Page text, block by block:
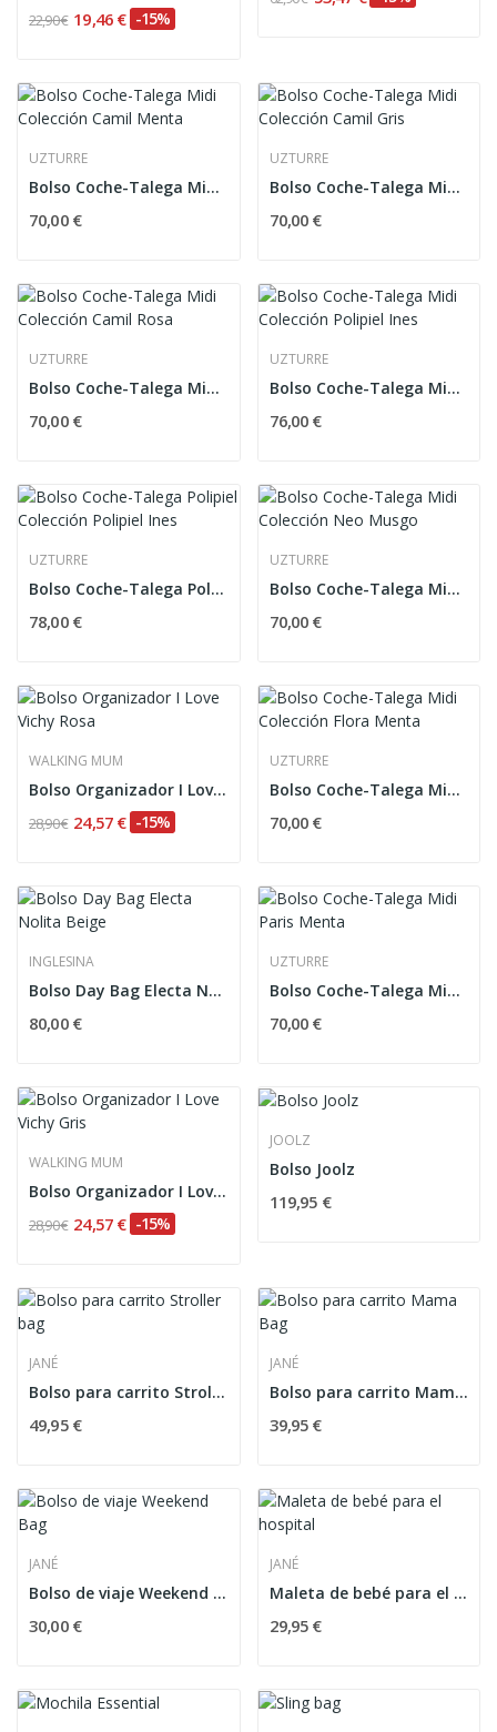
22,90 € 19,46 € -15%
UZTURRE
Bolso Coche-Talega Midi Colección Camil Menta
70,00 €
UZTURRE
Bolso Coche-Talega Midi Colección Camil Gris
70,00 €
UZTURRE
Bolso Coche-Talega Midi Colección Camil Rosa
70,00 €
UZTURRE
Bolso Coche-Talega Midi Colección Polipiel Ines
76,00 €
UZTURRE
Bolso Coche-Talega Polipiel Colección Polipiel...
78,00 €
UZTURRE
Bolso Coche-Talega Midi Colección Neo Musgo
70,00 €
WALKING MUM
Bolso Organizador I Love Vichy Rosa
28,90 € 24,57 € -15%
UZTURRE
Bolso Coche-Talega Midi Colección Flora Menta
70,00 €
INGLESINA
Bolso Day Bag Electa Nolita Beige
80,00 €
UZTURRE
Bolso Coche-Talega Midi Paris Menta
70,00 €
WALKING MUM
Bolso Organizador I Love Vichy Gris
28,90 € 24,57 € -15%
JOOLZ
Bolso Joolz
119,95 €
JANÉ
Bolso para carrito Stroller bag
49,95 €
JANÉ
Bolso para carrito Mama Bag
39,95 €
JANÉ
Bolso de viaje Weekend Bag
30,00 €
JANÉ
Maleta de bebé para el hospital
29,95 €